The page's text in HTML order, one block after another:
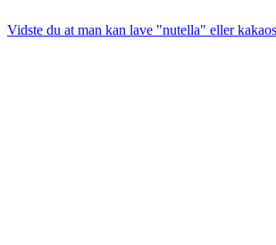
Vidste du at man kan lave "nutella" eller